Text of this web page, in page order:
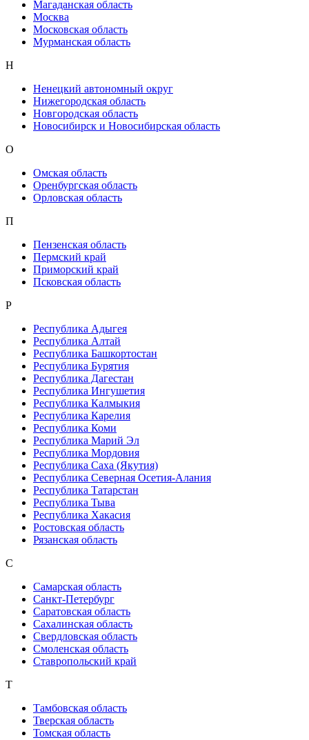
Магаданская область
Москва
Московская область
Мурманская область
Н
Ненецкий автономный округ
Нижегородская область
Новгородская область
Новосибирск и Новосибирская область
О
Омская область
Оренбургская область
Орловская область
П
Пензенская область
Пермский край
Приморский край
Псковская область
Р
Республика Адыгея
Республика Алтай
Республика Башкортостан
Республика Бурятия
Республика Дагестан
Республика Ингушетия
Республика Калмыкия
Республика Карелия
Республика Коми
Республика Марий Эл
Республика Мордовия
Республика Саха (Якутия)
Республика Северная Осетия-Алания
Республика Татарстан
Республика Тыва
Республика Хакасия
Ростовская область
Рязанская область
С
Самарская область
Санкт-Петербург
Саратовская область
Сахалинская область
Свердловская область
Смоленская область
Ставропольский край
Т
Тамбовская область
Тверская область
Томская область